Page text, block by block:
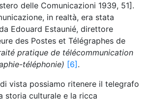
delle Comunicazioni 1939, 51].
in realtà, era stata
Edouard Estaunié, direttore
des Postes et Télégraphes de
pratique de télécommunication
téléphonie) [6] .
vista possiamo ritenere il telegrafo
storia culturale e la ricca